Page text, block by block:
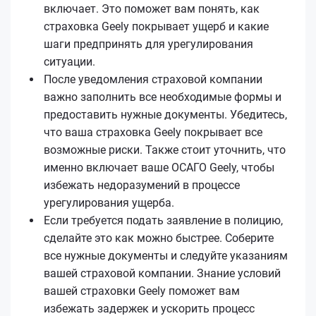
включает. Это поможет вам понять, как
страховка Geely покрывает ущерб и какие
шаги предпринять для урегулирования
ситуации.
После уведомления страховой компании
важно заполнить все необходимые формы и
предоставить нужные документы. Убедитесь,
что ваша страховка Geely покрывает все
возможные риски. Также стоит уточнить, что
именно включает ваше ОСАГО Geely, чтобы
избежать недоразумений в процессе
урегулирования ущерба.
Если требуется подать заявление в полицию,
сделайте это как можно быстрее. Соберите
все нужные документы и следуйте указаниям
вашей страховой компании. Знание условий
вашей страховки Geely поможет вам
избежать задержек и ускорить процесс